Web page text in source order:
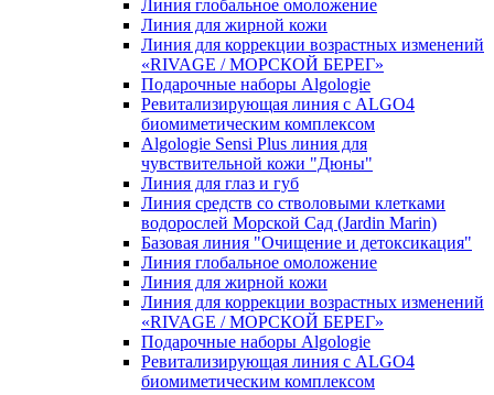
Линия глобальное омоложение
Линия для жирной кожи
Линия для коррекции возрастных изменений
«RIVAGE / МОРСКОЙ БЕРЕГ»
Подарочные наборы Algologie
Ревитализирующая линия с ALGO4
биомиметическим комплексом
Algologie Sensi Plus линия для
чувcтвительной кожи "Дюны"
Линия для глаз и губ
Линия средств со стволовыми клетками
водорослей Морской Сад (Jardin Marin)
Базовая линия "Очищение и детоксикация"
Линия глобальное омоложение
Линия для жирной кожи
Линия для коррекции возрастных изменений
«RIVAGE / МОРСКОЙ БЕРЕГ»
Подарочные наборы Algologie
Ревитализирующая линия с ALGO4
биомиметическим комплексом